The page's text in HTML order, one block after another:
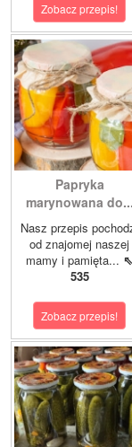
Zobacz przepis!
Papryka
marynowana do...
Nasz przepis
od znajomej naszej
mamy i pamięta... ⇖
535
Zobacz przepis!